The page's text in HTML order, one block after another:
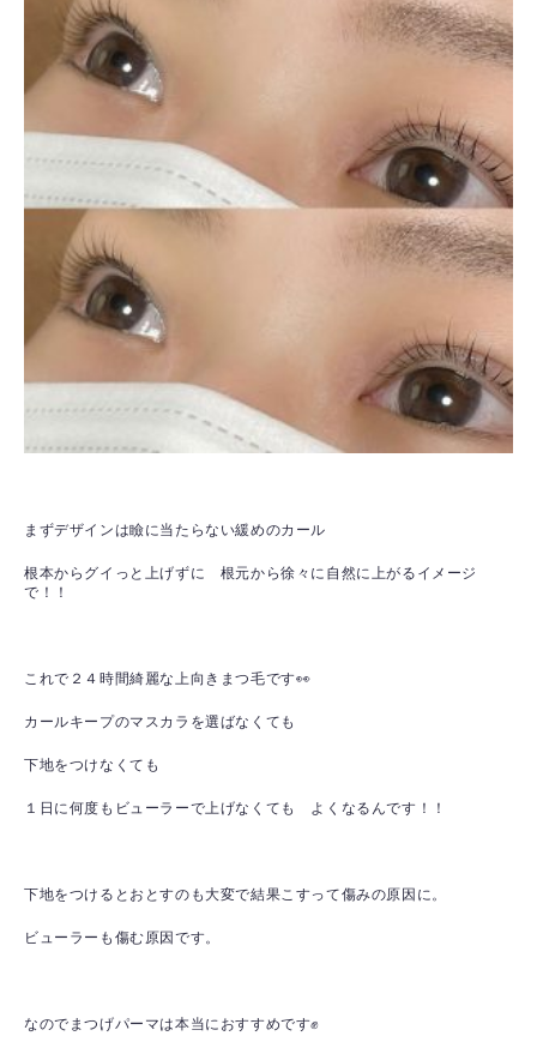
まずデザインは瞼に当たらない緩めのカール
根本からグイっと上げずに 根元から徐々に自然に上がるイメージ
で！！
これで２４時間綺麗な上向きまつ毛です👀
カールキープのマスカラを選ばなくても
下地をつけなくても
１日に何度もビューラーで上げなくても よくなるんです！！
下地をつけるとおとすのも大変で結果こすって傷みの原因に。
ビューラーも傷む原因です。
なのでまつげパーマは本当におすすめです✊